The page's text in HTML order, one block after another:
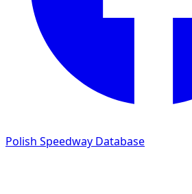
Polish Speedway Database